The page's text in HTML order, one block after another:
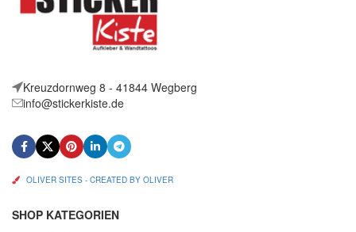
Kreuzdornweg 8 - 41844 Wegberg
info@stickerkiste.de
OLIVER SITES - CREATED BY OLIVER
SHOP KATEGORIEN